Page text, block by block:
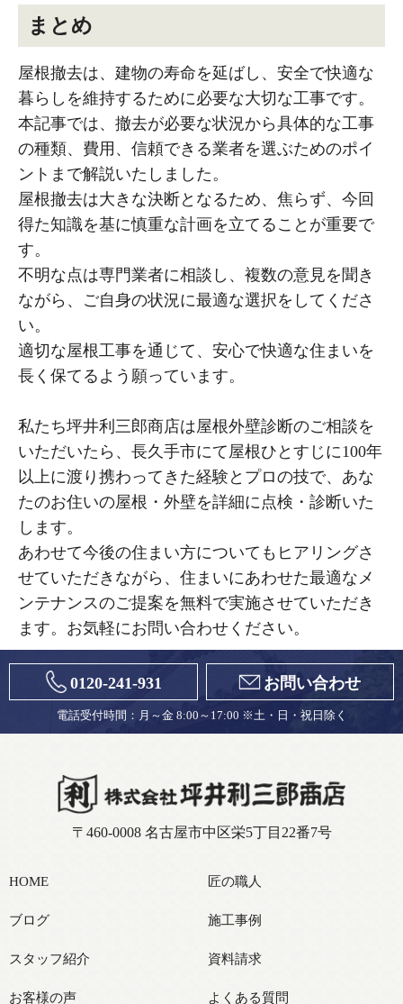
まとめ
屋根撤去は、建物の寿命を延ばし、安全で快適な
暮らしを維持するために必要な大切な工事です。
本記事では、撤去が必要な状況から具体的な工事
の種類、費用、信頼できる業者を選ぶためのポイ
ントまで解説いたしました。
屋根撤去は大きな決断となるため、焦らず、今回
得た知識を基に慎重な計画を立てることが重要で
す。
不明な点は専門業者に相談し、複数の意見を聞き
ながら、ご自身の状況に最適な選択をしてくださ
い。
適切な屋根工事を通じて、安心で快適な住まいを
長く保てるよう願っています。
私たち坪井利三郎商店は屋根外壁診断のご相談を
いただいたら、長久手市にて屋根ひとすじに100年
以上に渡り携わってきた経験とプロの技で、あな
たのお住いの屋根・外壁を詳細に点検・診断いた
します。
あわせて今後の住まい方についてもヒアリングさ
せていただきながら、住まいにあわせた最適なメ
ンテナンスのご提案を無料で実施させていただき
ます。お気軽にお問い合わせください。
0120-241-931 お問い合わせ
電話受付時間：月～金 8:00～17:00 ※土・日・祝日除く
〒460-0008 名古屋市中区栄5丁目22番7号
HOME 匠の職人
ブログ 施工事例
スタッフ紹介 資料請求
お客様の声 よくある質問